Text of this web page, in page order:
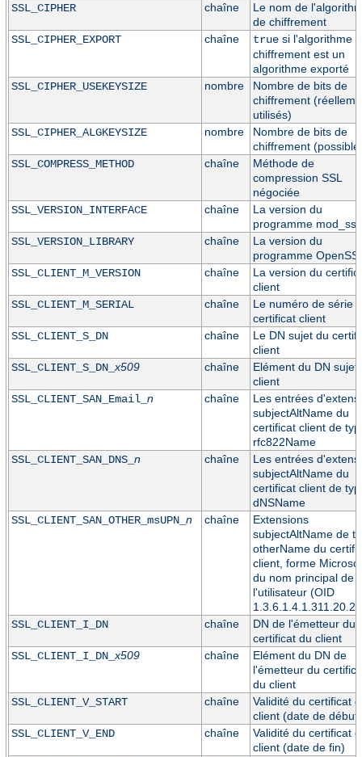
SSL_CIPHER
chaîne
Le nom de
de chiffrement
SSL_CIPHER_EXPORT
chaîne truesi l'algorithme
chiffrement est un
algorithme exporté
SSL_CIPHER_USEKEYSIZE
nombre
Nombre de bits de
chiffrement
utilisés)
SSL_CIPHER_ALGKEYSIZE
nombre
Nombre de bits de
chiffrement
SSL_COMPRESS_METHOD
chaîne
Méthode de
compression SSL
négociée
SSL_VERSION_INTERFACE
chaîne
La version du
programme mod_ssl
SSL_VERSION_LIBRARY
chaîne
La version du
programme
SSL_CLIENT_M_VERSION
chaîne
La version du
client
SSL_CLIENT_M_SERIAL
chaîne
Le numéro de série
certificat client
SSL_CLIENT_S_DN
chaîne
Le DN sujet du
client
SSL_CLIENT_S_DN_x509 chaîne
Elément du DN sujet
client
SSL_CLIENT_SAN_Email_ n chaîne
Les entrées
subjectAltName du
certificat client de
rfc822Name
SSL_CLIENT_SAN_DNS_ n chaîne
Les entrées
subjectAltName du
certificat client de
dNSName
SSL_CLIENT_SAN_OTHER_msUPN_ n chaîne
Extensions
subjectAltName de
otherName du
client, forme
du nom principal de
l'utilisateur (OID
SSL_CLIENT_I_DN
chaîne
DN de l'émetteur du
certificat du client
SSL_CLIENT_I_DN_x509 chaîne
Elément du DN de
l'émetteur du
du client
SSL_CLIENT_V_START
chaîne
Validité du certificat
client (date de début)
SSL_CLIENT_V_END
chaîne
Validité du certificat
client (date de fin)